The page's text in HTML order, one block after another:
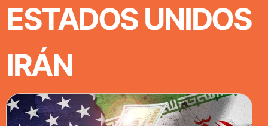
ESTADOS UNIDOS
IRÁN